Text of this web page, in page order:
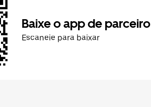
Baixe o app de parceiro
Escaneie para baixar